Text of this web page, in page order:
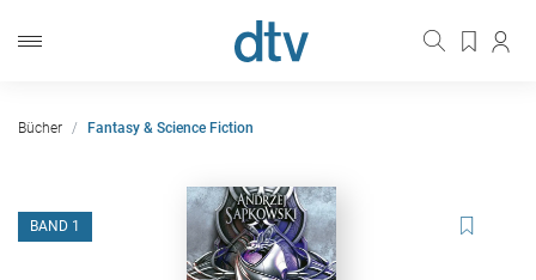
Bücher Fantasy & Science Fiction
BAND 1